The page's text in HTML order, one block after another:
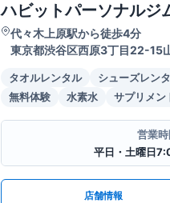
ハビットパーソナルジ
代々木上原駅から徒歩4分
東京都渋谷区西原3丁目22-15
タオルレンタル シューズレン
無料体験
水素水 サプリメン
営業時
平日・土曜日
店舗情報